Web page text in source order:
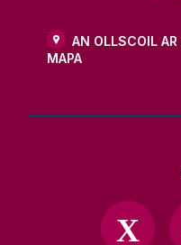
AN OLLSCOIL AR
MAPA